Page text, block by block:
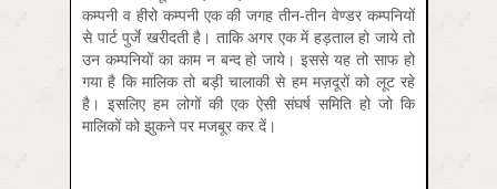
कम्पनी व हीरो कम्पनी एक की जगह तीन-तीन वेण्डर कम्पनियों
से पार्ट पुर्जे खरीदती है। ताकि अगर एक में हड़ताल हो जाये तो
उन कम्पनियों का काम न बन्द हो जाये। इससे यह तो साफ हो
गया है कि मालिक तो बड़ी चालाकी से हम मज़दूरों को लूट रहे
है। इसलिए हम लोगों की एक ऐसी संघर्ष समिति हो जो कि
मालिकों को झुकने पर मजबूर कर दें।